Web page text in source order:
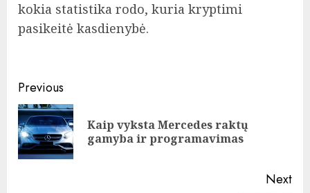
kokia statistika rodo, kuria kryptimi
pasikeitė kasdienybė.
Continue
Reading
Previous
Kaip vyksta Mercedes raktų
gamyba ir programavimas
Next